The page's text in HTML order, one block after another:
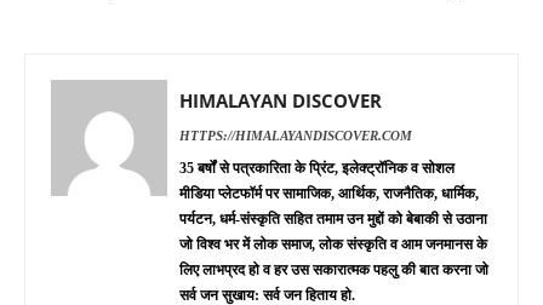
HIMALAYAN DISCOVER
HTTPS://HIMALAYANDISCOVER.COM
35 बर्षों से पत्रकारिता के प्रिंट, इलेक्ट्रॉनिक व सोशल
मीडिया प्लेटफॉर्म पर सामाजिक, आर्थिक, राजनैतिक, धार्मिक,
पर्यटन, धर्म-संस्कृति सहित तमाम उन मुद्दों को बेबाकी से उठाना
जो विश्व भर में लोक समाज, लोक संस्कृति व आम जनमानस के
लिए लाभप्रद हो व हर उस सकारात्मक पहलु की बात करना जो
सर्व जन सुखाय: सर्व जन हिताय हो.